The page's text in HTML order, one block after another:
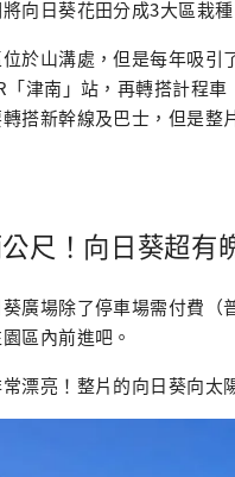
向日葵花田分成3大區栽
於山溝處，但是每年吸引
「津南」站，再轉搭計程
搭新幹線及巴士，但是整
尺！向日葵超有
廣場除了停車場需付費（
區內前進吧。
漂亮！整片的向日葵向太